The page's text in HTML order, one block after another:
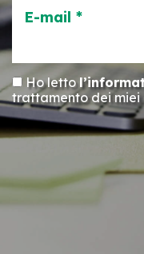
E-mail *
Ho letto
trattamento dei miei